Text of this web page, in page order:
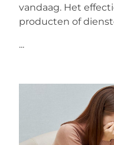
vandaag. Het
producten of
...